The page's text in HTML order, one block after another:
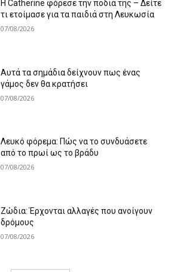
Η Catherine φόρεσε την ποδιά της – Δείτε
τι ετοίμασε για τα παιδιά στη Λευκωσία
07/08/2026
Αυτά τα σημάδια δείχνουν πως ένας
γάμος δεν θα κρατήσει
07/08/2026
Λευκό φόρεμα: Πώς να το συνδυάσετε
από το πρωί ως το βράδυ
07/08/2026
Ζώδια: Έρχονται αλλαγές που ανοίγουν
δρόμους
07/08/2026